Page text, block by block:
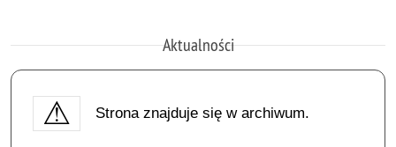
Aktualności
Strona znajduje się w archiwum.